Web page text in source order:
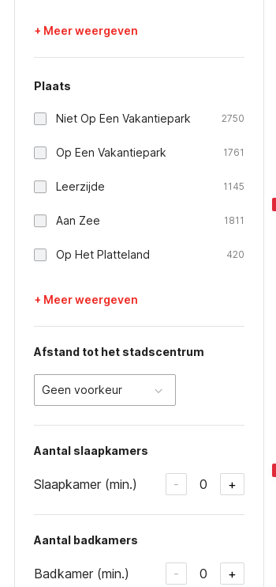
+ Meer weergeven
Plaats
Niet Op Een Vakantiepark 2750
Op Een Vakantiepark 1761
Leerzijde 1145
Aan Zee 1811
Op Het Platteland 420
+ Meer weergeven
Afstand tot het stadscentrum
Geen voorkeur
Aantal slaapkamers
Slaapkamer (min.) - 0 +
Aantal badkamers
Badkamer (min.) - 0 +